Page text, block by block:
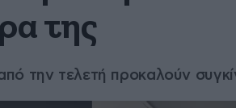
της
την τελετή προκαλούν